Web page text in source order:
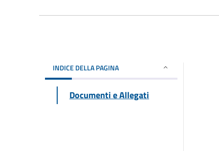
INDICE DELLA PAGINA
Documenti e Allegati